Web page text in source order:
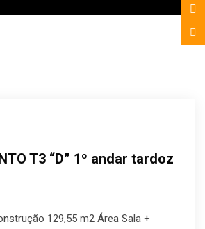
T3 “D” 1º andar tardoz
129,55 m2 Área Sala +